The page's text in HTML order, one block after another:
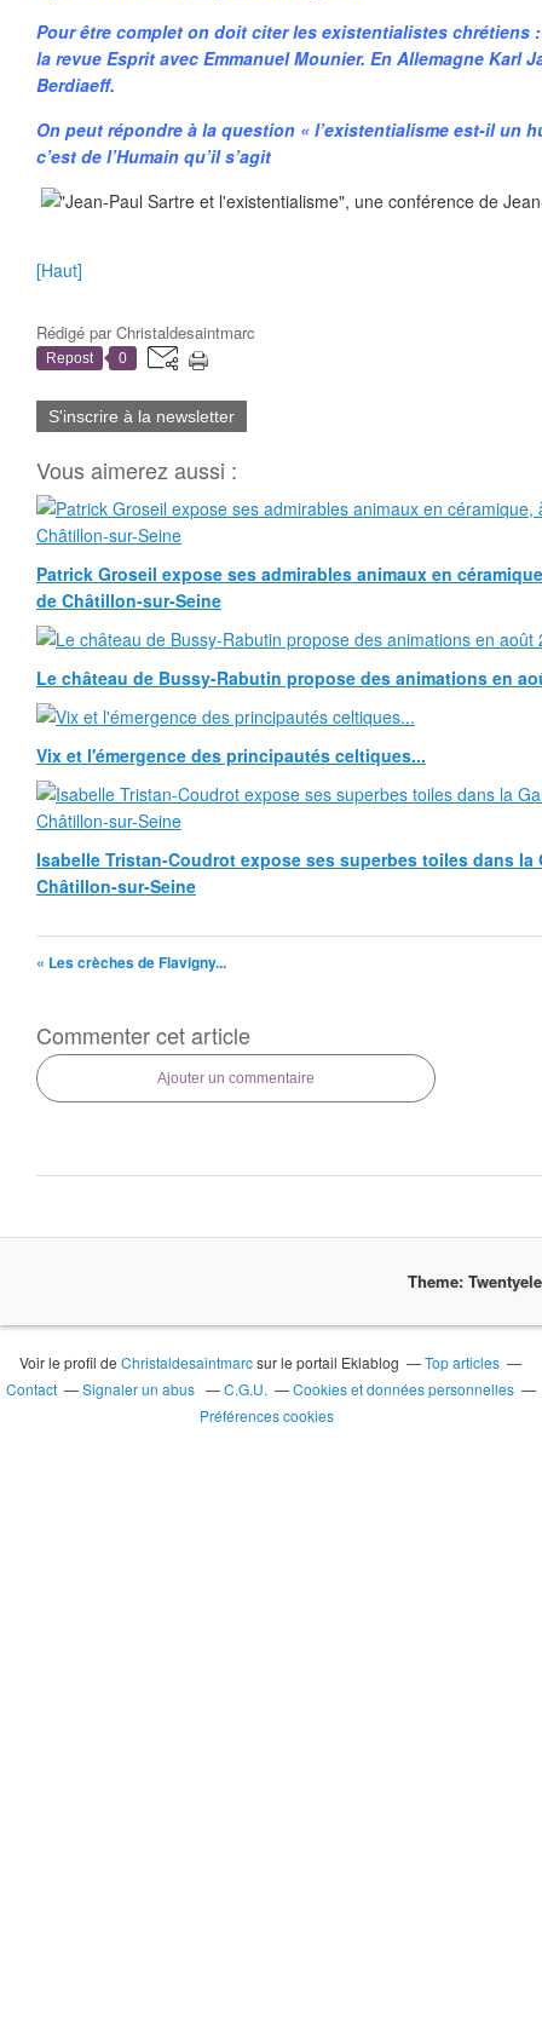
Pour être complet on doit citer les existentialistes chrétiens
la revue Esprit avec Emmanuel Mounier. En Allemagne Karl
Berdiaeff.
On peut répondre à la question « l’existentialisme est-il un
c’est de l’Humain qu’il s’agit
[Haut]
Rédigé parChristaldesaintmarc
Repost 0
S'inscrire à la newsletter
Vous aimerez aussi :
Patrick Groseil expose ses admirables animaux en
de Châtillon-sur-Seine
Le château de Bussy-Rabutin propose des animations en
Vix et l'émergence des principautés celtiques...
Isabelle Tristan-Coudrot expose ses superbes toiles dans la
Châtillon-sur-Seine
« Les crèches de Flavigny...
Commenter cet article
Ajouter un commentaire
Theme:
Voir le profil deChristaldesaintmarcsur le portail Eklablog
Top articles
Contact
Signaler un abus C.G.U.
Cookies et données personnelles
Préférences cookies